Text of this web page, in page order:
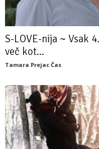
S-LOVE-nija ~ Vsak
več kot...
Tamara Prejac Čas